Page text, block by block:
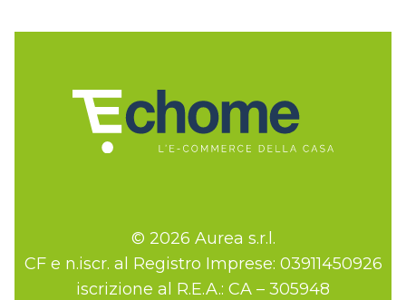
© 2026 Aurea s.r.l.
CF e n.iscr. al Registro Imprese: 03911450926
iscrizione al R.E.A.: CA – 305948